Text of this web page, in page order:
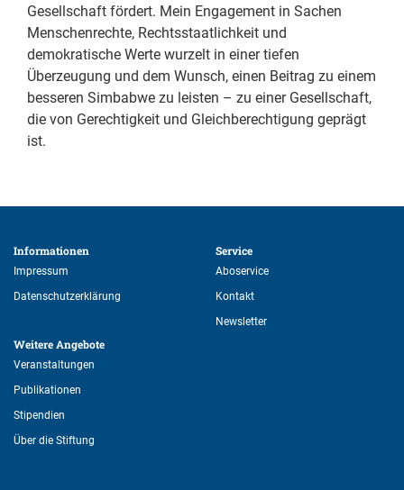
Gesellschaft fördert. Mein Engagement in Sachen
Menschenrechte, Rechtsstaatlichkeit und
demokratische Werte wurzelt in einer tiefen
Überzeugung und dem Wunsch, einen Beitrag zu einem
besseren Simbabwe zu leisten – zu einer Gesellschaft,
die von Gerechtigkeit und Gleichberechtigung geprägt
ist.
Informationen
Impressum
Datenschutzerklärung
Weitere Angebote
Veranstaltungen
Publikationen
Stipendien
Über die Stiftung
Service
Aboservice
Kontakt
Newsletter